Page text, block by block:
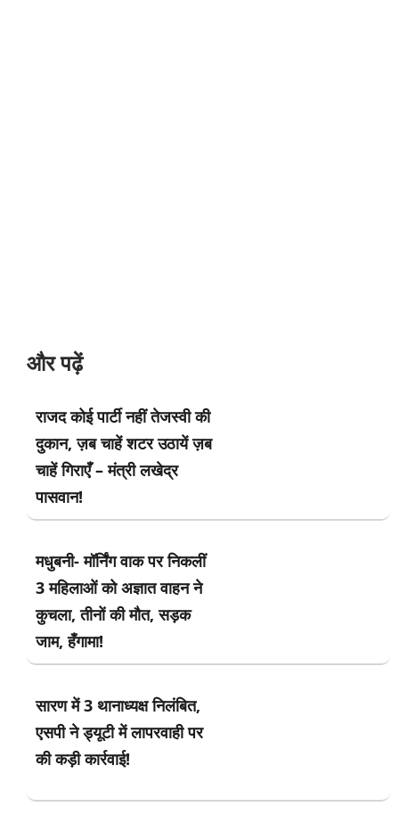
और पढ़ें
राजद कोई पार्टी नहीं तेजस्वी की
दुकान, ज़ब चाहें शटर उठायें ज़ब
चाहें गिराएँ – मंत्री लखेद्र
पासवान!
मधुबनी- मॉर्निंग वाक पर निकलीं
3 महिलाओं को अज्ञात वाहन ने
कुचला, तीनों की मौत, सड़क
जाम, हँगामा!
सारण में 3 थानाध्यक्ष निलंबित,
एसपी ने ड्यूटी में लापरवाही पर
की कड़ी कार्रवाई!